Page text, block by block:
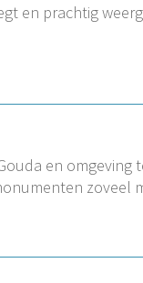
en prachtig
en omgeving
zoveel